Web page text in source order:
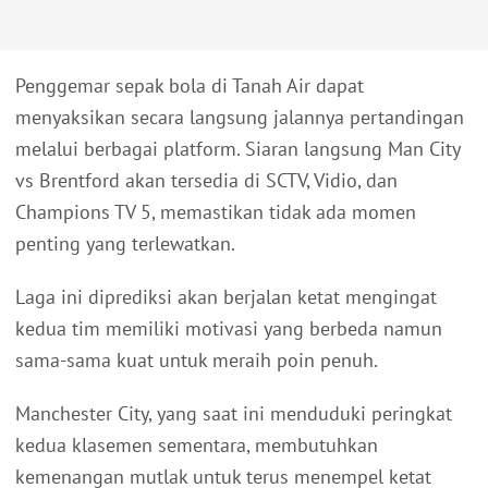
Penggemar sepak bola di Tanah Air dapat
menyaksikan secara langsung jalannya pertandingan
melalui berbagai platform. Siaran langsung Man City
vs Brentford akan tersedia di SCTV, Vidio, dan
Champions TV 5, memastikan tidak ada momen
penting yang terlewatkan.
Laga ini diprediksi akan berjalan ketat mengingat
kedua tim memiliki motivasi yang berbeda namun
sama-sama kuat untuk meraih poin penuh.
Manchester City, yang saat ini menduduki peringkat
kedua klasemen sementara, membutuhkan
kemenangan mutlak untuk terus menempel ketat